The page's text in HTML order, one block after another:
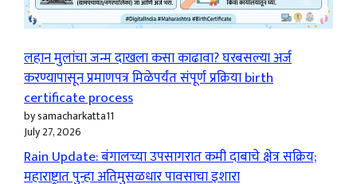
लहान मुलांचा जन्म दाखला कसा काढावा? घरबसल्या अर्ज
करण्यापासून प्रमाणपत्र मिळेपर्यंत संपूर्ण प्रक्रिया birth
certificate process
by samacharkatta11
July 27, 2026
Rain Update: बंगालच्या उपसागरात कमी दाबाचे क्षेत्र सक्रिय;
महाराष्ट्रात पुन्हा अतिमुसळधार पावसाचा इशारा